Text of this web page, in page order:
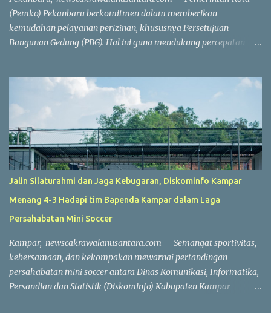
(Pemko) Pekanbaru berkomitmen dalam memberikan
kemudahan pelayanan perizinan, khususnya Persetujuan
Bangunan Gedung (PBG). Hal ini guna mendukung percepatan
penerbitan PBG dilakukan secara daring saat ini. Penerbitan PBG
dapat diselesaikan dengan sangat cepat apabila seluruh
persyaratan telah dipenuhi. "Hari ini, jika seluruh persyaratan
sudah lengkap, penerbitan PBG bisa selesai dalam waktu sekitar
satu jam. Seluruh prosesnya sudah berbasis sistem online,"
ujarnya. Percepatan layanan tersebut tidak hanya berlaku untuk
rumah sederhana atau bangunan dengan konstruksi sederhana.
Tetapi, layanan ini juga berlaku untuk bangunan berskala besar
dan kompleks. Sebagai contoh, penerbitan PBG untuk
pembangunan sebuah sport center di Kecamatan Marpoyan
56 meni...
Jalin Silaturahmi dan Jaga Kebugaran, Diskominfo Kampar
Menang 4-3 Hadapi tim Bapenda Kampar dalam Laga
Persahabatan Mini Soccer
Kampar, newscakrawalanusantara.com – Semangat sportivitas,
kebersamaan, dan kekompakan mewarnai pertandingan
persahabatan mini soccer antara Dinas Komunikasi, Informatika,
Persandian dan Statistik (Diskominfo) Kabupaten Kampar